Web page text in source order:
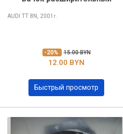
AUDI TT 8N, 2001 г.
-20% 15.00 BYN
12.00 BYN
Быстрый просмотр